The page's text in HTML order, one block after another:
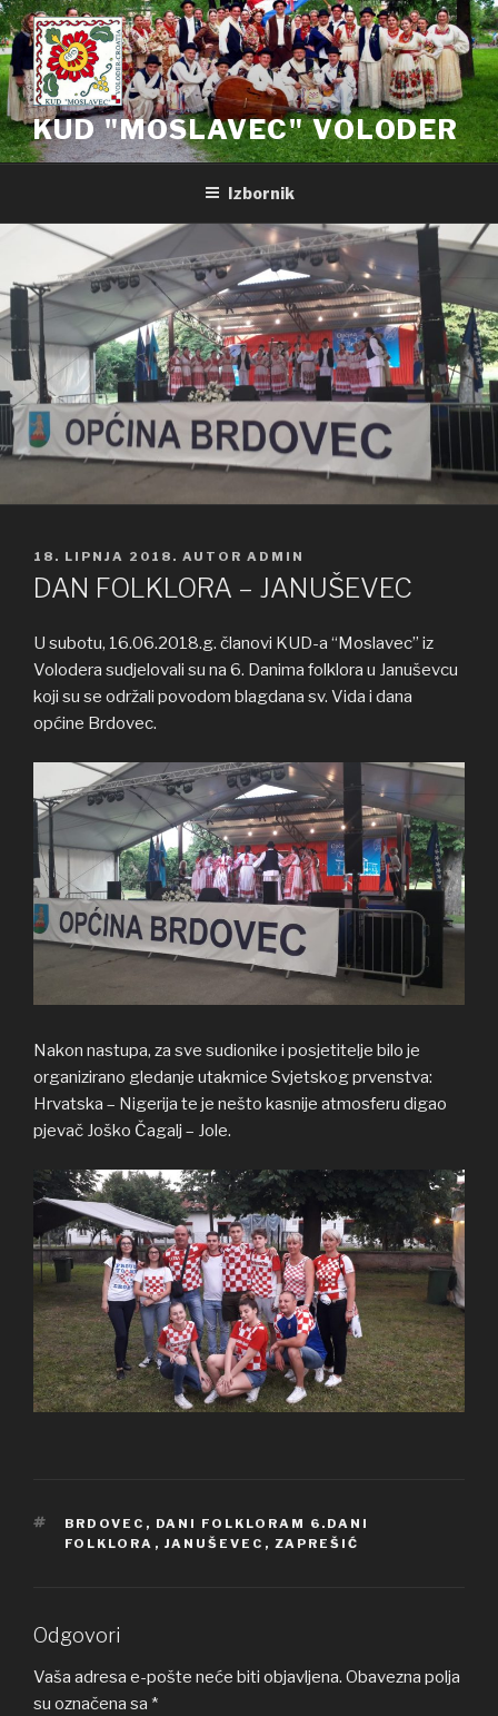
Preskoči
na
sadržaj
KUD "MOSLAVEC" VOLODER
Izbornik
OBJAVLJENO
18. LIPNJA 2018. AUTOR ADMIN
DAN FOLKLORA – JANUŠEVEC
U subotu, 16.06.2018.g. članovi KUD-a “Moslavec” iz
Volodera sudjelovali su na 6. Danima folklora u Januševcu
koji su se održali povodom blagdana sv. Vida i dana
općine Brdovec.
Nakon nastupa, za sve sudionike i posjetitelje bilo je
organizirano gledanje utakmice Svjetskog prvenstva:
Hrvatska – Nigerija te je nešto kasnije atmosferu digao
pjevač Joško Čagalj – Jole.
OZNAKE
BRDOVEC , DANI FOLKLORAM 6.DANI
FOLKLORA , JANUŠEVEC , ZAPREŠIĆ
Odgovori
Vaša adresa e-pošte neće biti objavljena. Obavezna polja
su označena sa *